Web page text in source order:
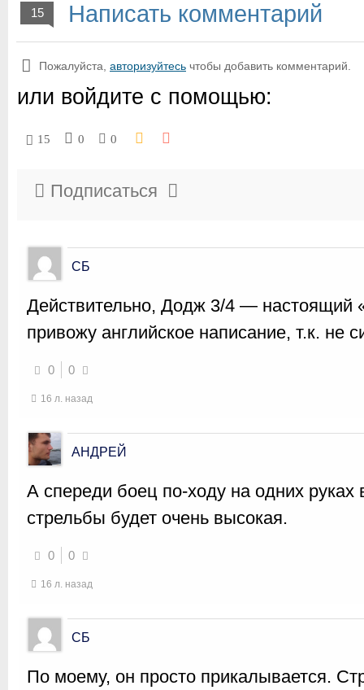
15 Написать комментарий
Пожалуйста, авторизуйтесь чтобы добавить комментарий.
или войдите с помощью:
15 0 0
Подписаться
СБ
Действительно, Додж 3/4 — настоящий
привожу английское написание, т.к. не
0 0
16 л. назад
АНДРЕЙ
А спереди боец по-ходу на одних руках
стрельбы будет очень высокая.
0 0
16 л. назад
СБ
По моему, он просто прикалывается.